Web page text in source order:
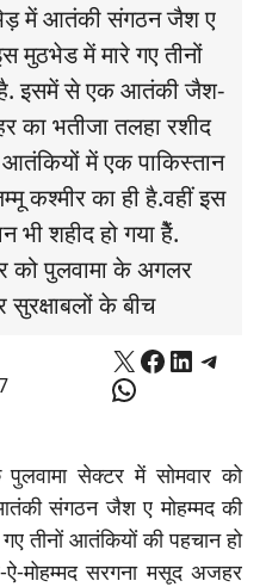
में आतंकी संगठन जैश ए
मुठभेड में मारे गए तीनों
है. इसमें से एक आतंकी जैश-
का भतीजा तलहा रशीद
आतंकियों में एक पाकिस्तान
कश्मीर का ही है.वहीं इस
शहीद हो गया हैें.
को पुलवामा के अगलर
के बीच
X Facebook
WhatsApp
सेक्टर में सोमवार को
संगठन जैश ए मोहम्मद की
तीनों आतंकियों की पहचान हो
सरगना मसूद अजहर